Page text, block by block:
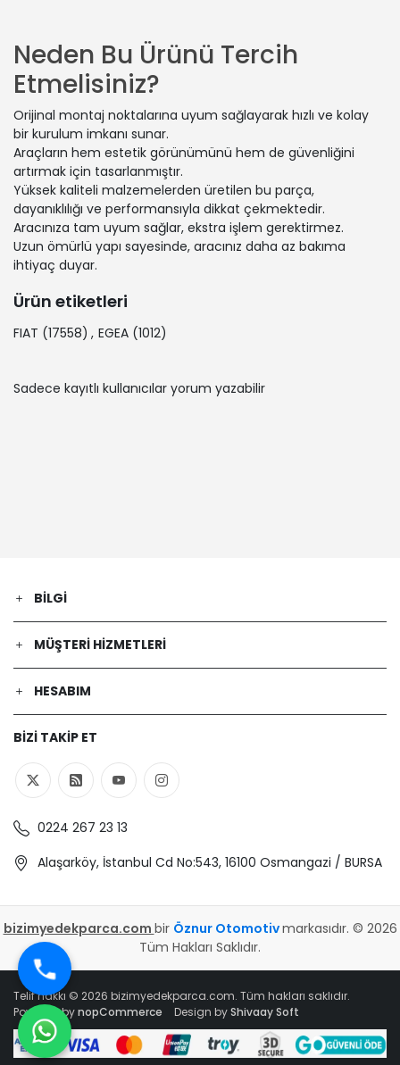
Neden Bu Ürünü Tercih
Etmelisiniz?
Orijinal montaj noktalarına uyum sağlayarak hızlı ve kolay
bir kurulum imkanı sunar.
Araçların hem estetik görünümünü hem de güvenliğini
artırmak için tasarlanmıştır.
Yüksek kaliteli malzemelerden üretilen bu parça,
dayanıklılığı ve performansıyla dikkat çekmektedir.
Aracınıza tam uyum sağlar, ekstra işlem gerektirmez.
Uzun ömürlü yapı sayesinde, aracınız daha az bakıma
ihtiyaç duyar.
Ürün etiketleri
FIAT (17558) , EGEA (1012)
Sadece kayıtlı kullanıcılar yorum yazabilir
BILGI
MÜŞTERI HIZMETLERI
HESABIM
BIZI TAKIP ET
0224 267 23 13
Alaşarköy, İstanbul Cd No:543, 16100 Osmangazi / BURSA
bizimyedekparca.com bir Öznur Otomotivmarkasıdır. © 2026
Tüm Hakları Saklıdır.
Telif hakkı © 2026 bizimyedekparca.com. Tüm hakları saklıdır.
Powered bynopCommerce Design byShivaay Soft